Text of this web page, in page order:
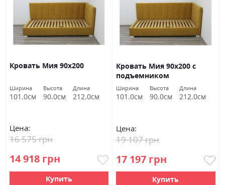
Кровать Мия 90х200
Ширина
101.0см
Высота
90.0см
Длина
212.0см
Цена:
14 918 грн
16 575 грн
Купить
Кровать Мия 90х200 с
подъемником
Ширина
101.0см
Высота
90.0см
Длина
212.0см
Цена:
17 197 грн
19 107 грн
Купить